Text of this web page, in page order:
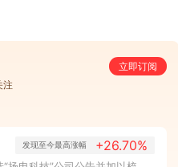
立即订阅
注
发现至今最高涨幅 +26.70%